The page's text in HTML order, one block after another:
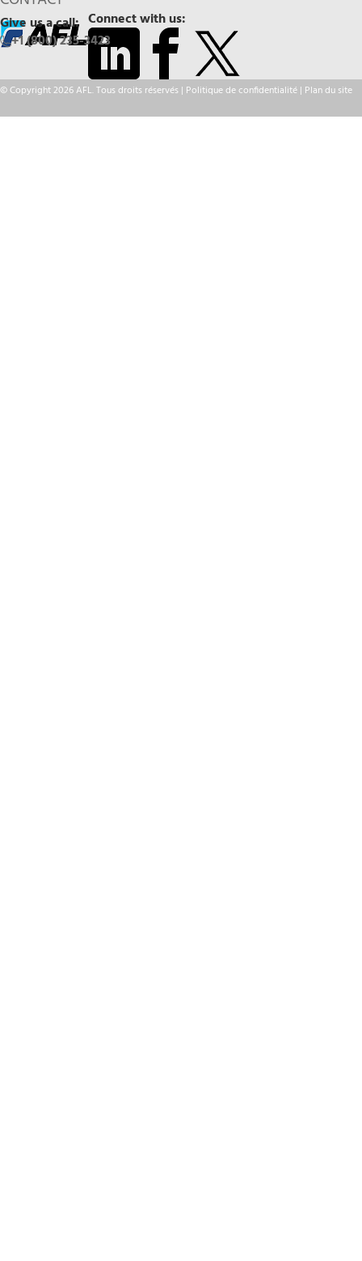
Connect with us:
Give us a call:
+1 (800) 235-3423
© Copyright 2026 AFL. Tous droits réservés | Politique de confidentialité | Plan du site